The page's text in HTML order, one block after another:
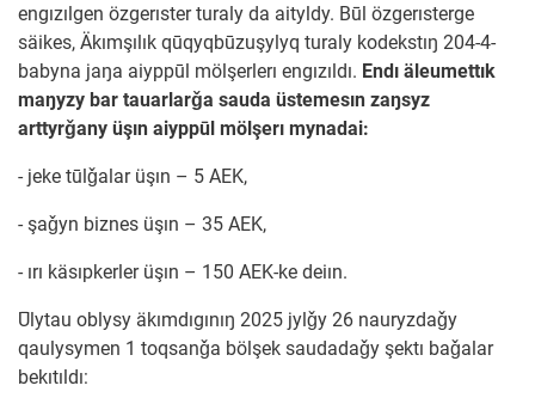
engızılgen özgerıster turaly da aityldy. Būl özgerısterge
säikes, Äkımşılık qūqyqbūzuşylyq turaly kodekstıŋ 204-4-
babyna jaŋa aiyppūl mölşerlerı engızıldı. Endı äleumettık
maŋyzy bar tauarlarǧa sauda üstemesın zaŋsyz
arttyrǧany üşın aiyppūl mölşerı mynadai:
- jeke tūlǧalar üşın – 5 AEK,
- şaǧyn biznes üşın – 35 AEK,
- ırı käsıpkerler üşın – 150 AEK-ke deiın.
Ūlytau oblysy äkımdıgınıŋ 2025 jylǧy 26 nauryzdaǧy
qaulysymen 1 toqsanǧa bölşek saudadaǧy şektı baǧalar
bekıtıldı: